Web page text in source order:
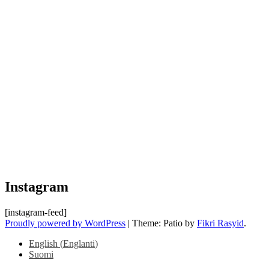
Instagram
[instagram-feed]
Proudly powered by WordPress | Theme: Patio by Fikri Rasyid.
English (Englanti)
Suomi